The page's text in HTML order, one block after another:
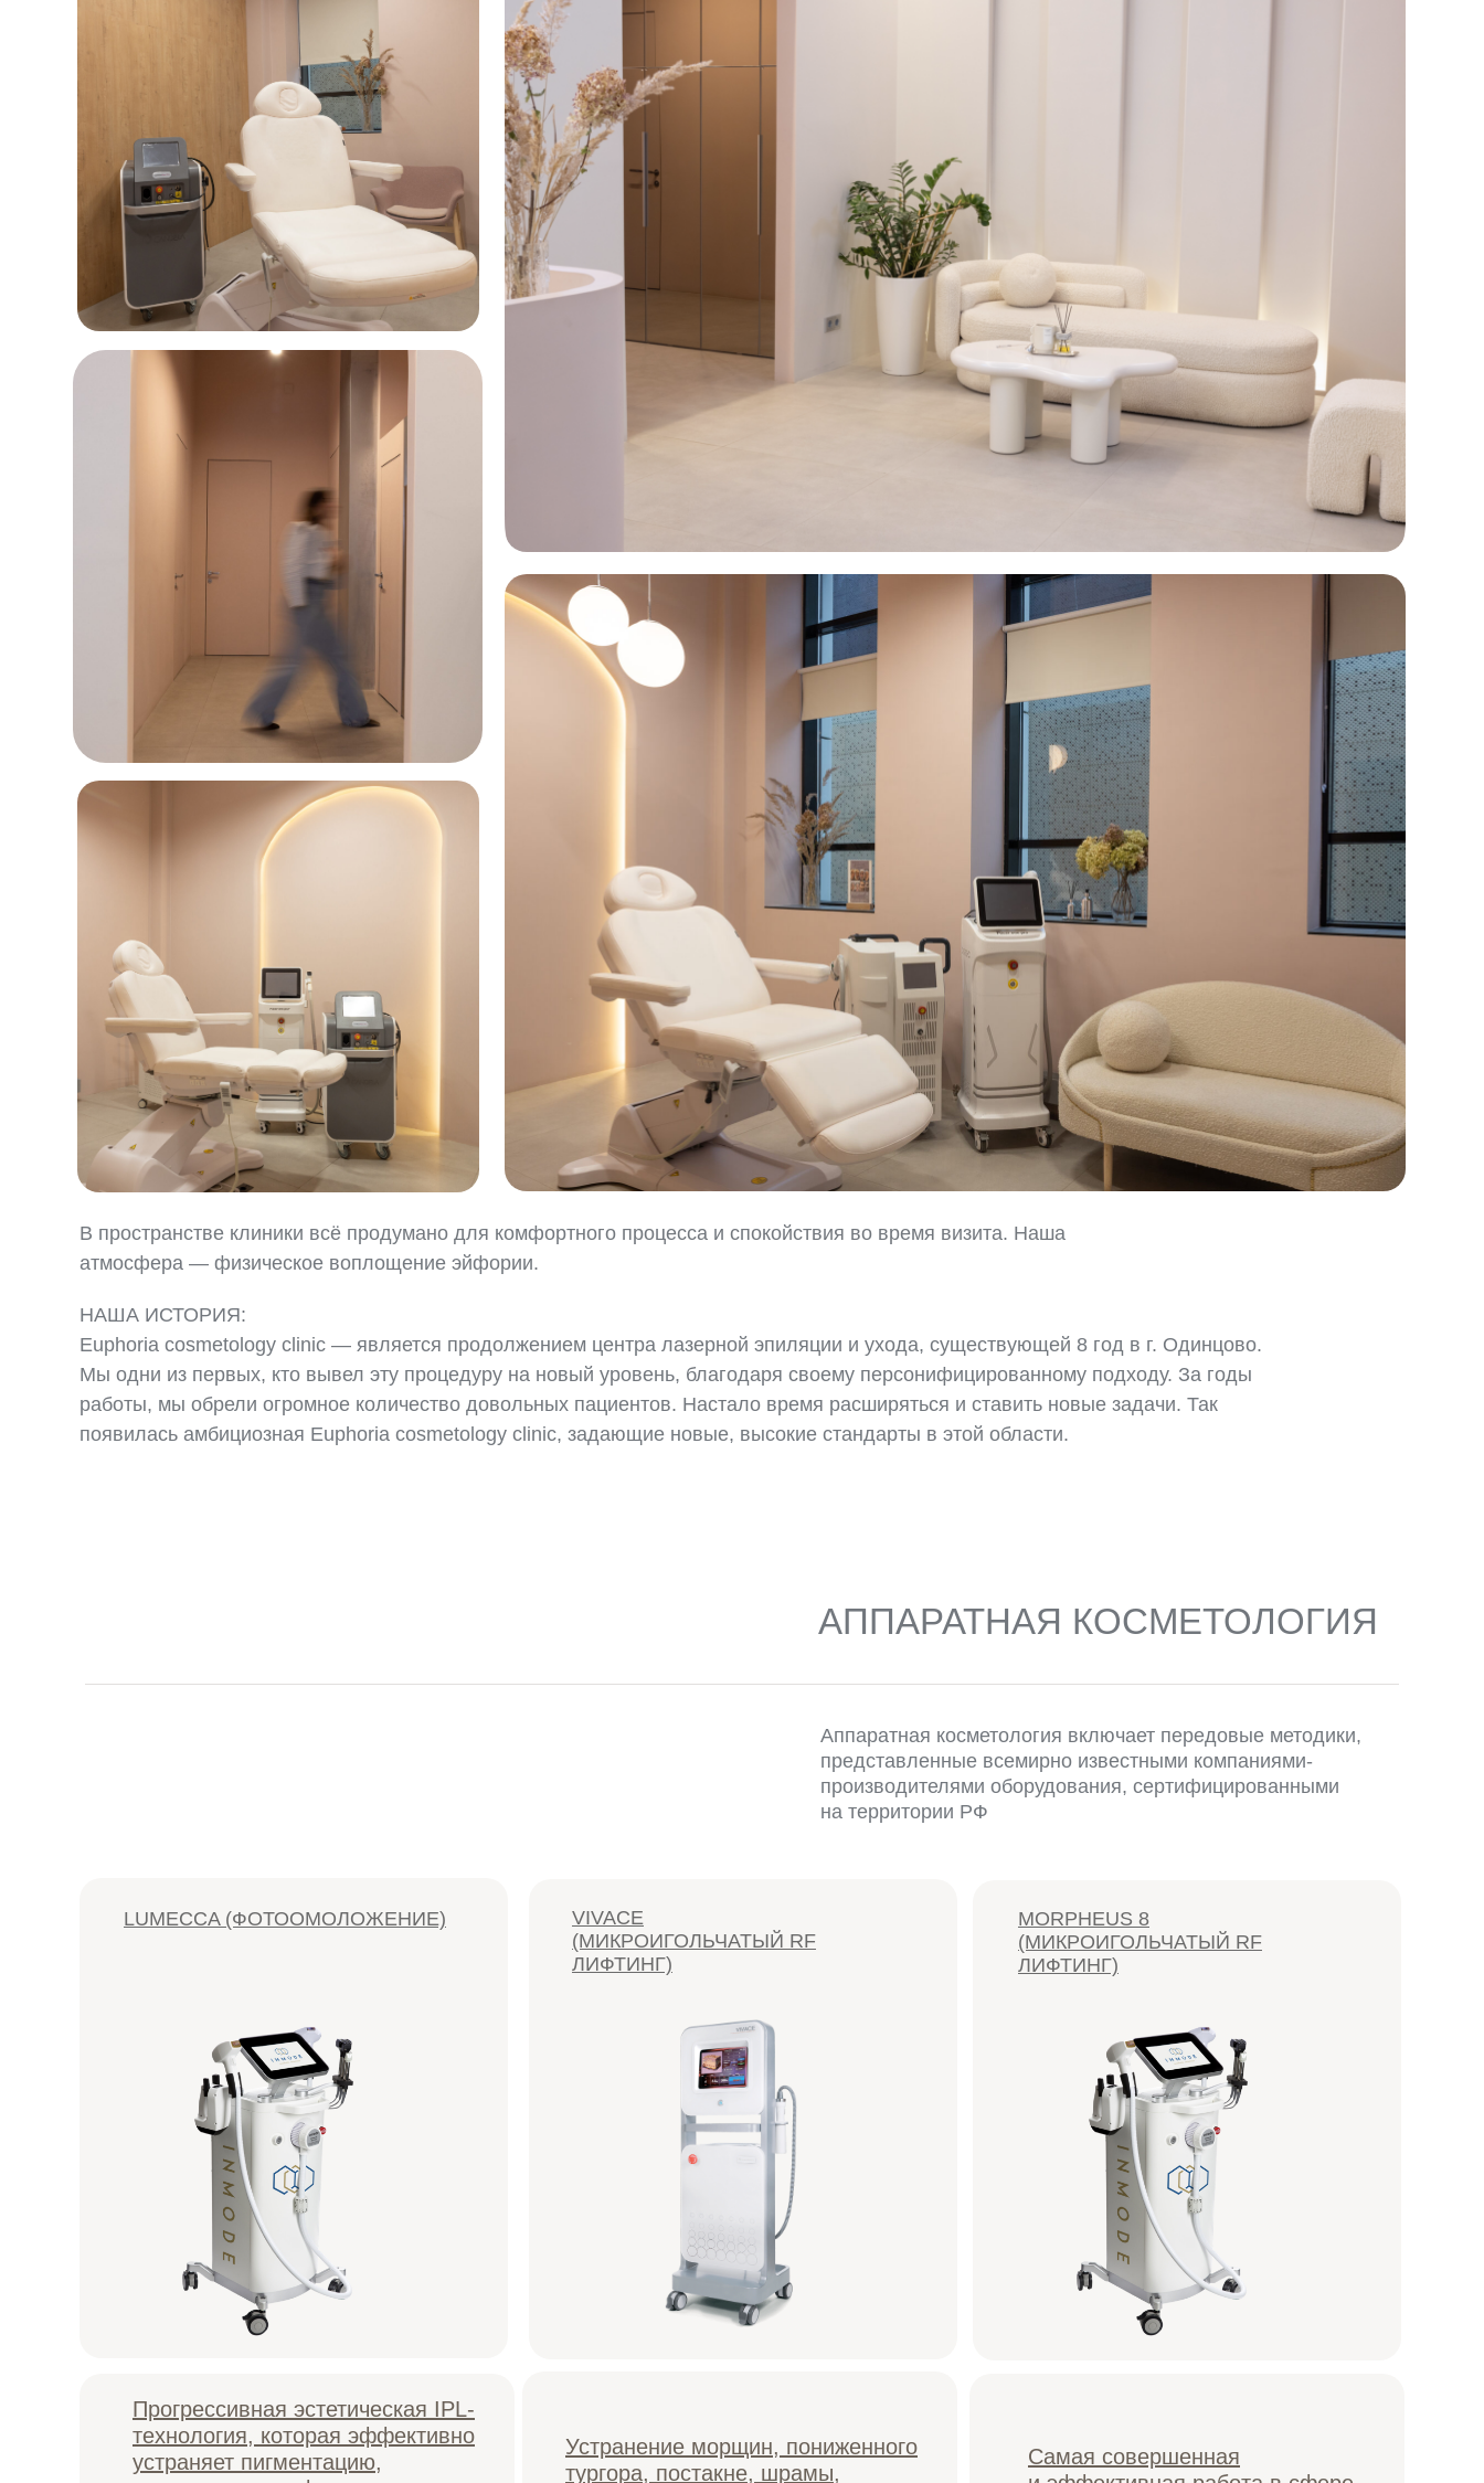
НАША ИСТОРИЯ:
Euphoria cosmetology clinic — является продолжением центра лазерной эпиляции и ухода, существующей 8 год в г. Одинцово.
Мы одни из первых, кто вывел эту процедуру на новый уровень, благодаря своему персонифицированному подходу. За годы
работы, мы обрели огромное количество довольных пациентов. Настало время расширяться и ставить новые задачи. Так
появилась амбициозная Euphoria cosmetology clinic, задающие новые, высокие стандарты в этой области.
В пространстве клиники всё продумано для комфортного процесса и спокойствия во время визита. Наша
атмосфера — физическое воплощение эйфории.
Устранение морщин, пониженного
тургора, постакне, шрамы,
VIVACE
(МИКРОИГОЛЬЧАТЫЙ RF
ЛИФТИНГ)
MORPHEUS 8
(МИКРОИГОЛЬЧАТЫЙ RF
ЛИФТИНГ)
Самая совершенная
Аппаратная косметология включает передовые методики,
представленные всемирно известными компаниями-
производителями оборудования, сертифицированными
на территории РФ
АППАРАТНАЯ КОСМЕТОЛОГИЯ
LUMECCA (ФОТООМОЛОЖЕНИЕ)
Прогрессивная эстетическая IPL-
технология, которая эффективно
устраняет пигментацию,